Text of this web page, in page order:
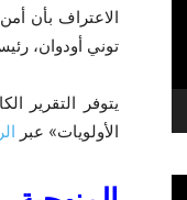
الاعتراف بأن
توني أودوان،
يتوفر التقرير
الأولويات» عبر